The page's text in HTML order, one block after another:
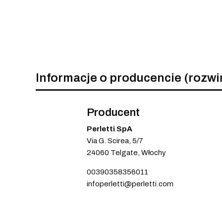
Informacje o producencie
Producent
Perletti SpA
Via G. Scirea, 5/7
24060 Telgate, Włochy
00390358356011
infoperletti@perletti.com